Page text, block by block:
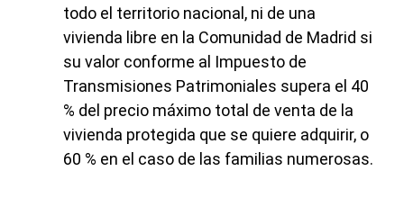
todo el territorio nacional, ni de una
vivienda libre en la Comunidad de Madrid si
su valor conforme al Impuesto de
Transmisiones Patrimoniales supera el 40
% del precio máximo total de venta de la
vivienda protegida que se quiere adquirir, o
60 % en el caso de las familias numerosas.